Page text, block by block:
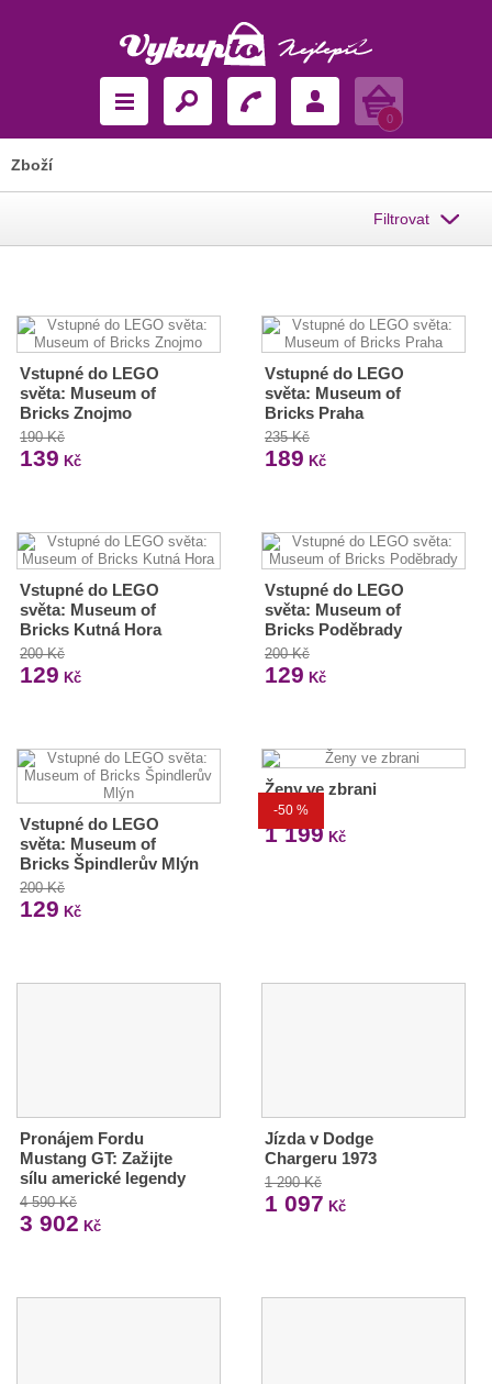
Košík
0
Zboží
Filtrovat
Vstupné do LEGO
světa: Museum of
Bricks Znojmo
190 Kč
139 Kč
Vstupné do LEGO
světa: Museum of
Bricks Praha
235 Kč
189 Kč
Vstupné do LEGO
světa: Museum of
Bricks Kutná Hora
200 Kč
129 Kč
Vstupné do LEGO
světa: Museum of
Bricks Poděbrady
200 Kč
129 Kč
Vstupné do LEGO
světa: Museum of
Bricks Špindlerův Mlýn
200 Kč
129 Kč
-50 %
Ženy ve zbrani
2 399 Kč
1 199 Kč
Pronájem Fordu
Mustang GT: Zažijte
sílu americké legendy
4 590 Kč
3 902 Kč
Jízda v Dodge
Chargeru 1973
1 290 Kč
1 097 Kč